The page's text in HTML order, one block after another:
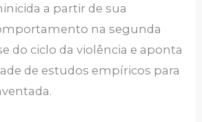
a partir de sua
na segunda
do ciclo da violência e aponta
de estudos empíricos para